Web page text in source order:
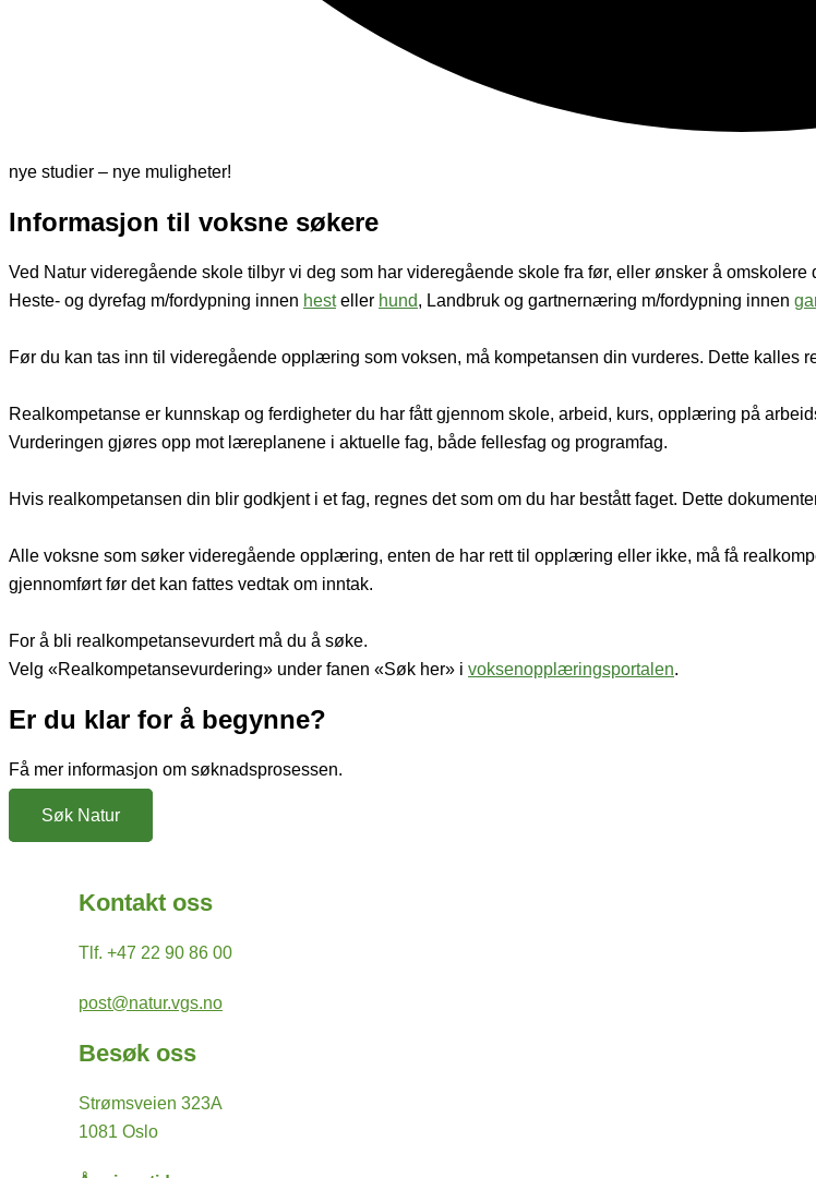
nye studier – nye muligheter!
Informasjon til voksne søkere
Ved Natur videregående skole tilbyr vi deg som har videregående skole fra før, eller ønsker å
Heste- og dyrefag m/fordypning innen hesteller hund, Landbruk og gartnernæring m/fordypning innen
Før du kan tas inn til videregående opplæring som voksen, må kompetansen din vurderes. Dette kalles
Realkompetanse er kunnskap og ferdigheter du har fått gjennom skole, arbeid, kurs, opplæring på
Vurderingen gjøres opp mot læreplanene i aktuelle fag, både fellesfag og programfag.
Hvis realkompetansen din blir godkjent i et fag, regnes det som om du har bestått faget. Dette
Alle voksne som søker videregående opplæring, enten de har rett til opplæring eller ikke, må få
gjennomført før det kan fattes vedtak om inntak.
For å bli realkompetansevurdert må du å søke.
Velg «Realkompetansevurdering» under fanen «Søk her» i voksenopplæringsportalen.
Er du klar for å begynne?
Få mer informasjon om søknadsprosessen.
Søk Natur
Kontakt oss
Tlf. +47 22 90 86 00
post@natur.vgs.no
Besøk oss
Strømsveien 323A
1081 Oslo